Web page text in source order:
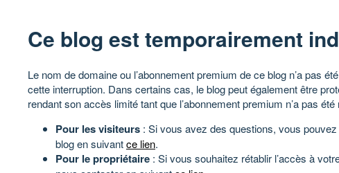
Ce blog est temporairement
Le nom de domaine ou l’abonnement premium de ce blog n’a pas
cette interruption. Dans certains cas, le blog peut également être
rendant son accès limité tant que l’abonnement premium n’a pas été
Pour les visiteurs : Si vous avez des questions, vous
blog en suivantce lien.
Pour le propriétaire : Si vous souhaitez rétablir l’accès à